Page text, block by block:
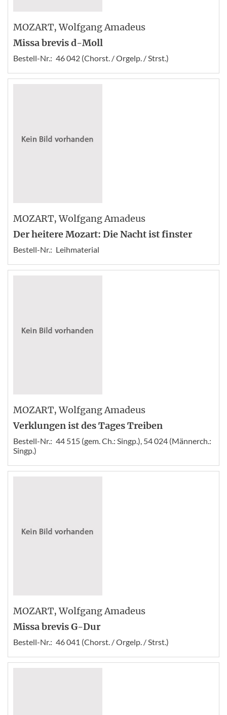
MOZART, Wolfgang Amadeus
Missa brevis d-Moll
Bestell-Nr.: 46 042 (Chorst. / Orgelp. / Strst.)
MOZART, Wolfgang Amadeus
Der heitere Mozart: Die Nacht ist finster
Bestell-Nr.: Leihmaterial
MOZART, Wolfgang Amadeus
Verklungen ist des Tages Treiben
Bestell-Nr.: 44 515 (gem. Ch.: Singp.), 54 024 (Männerch.:
Singp.)
MOZART, Wolfgang Amadeus
Missa brevis G-Dur
Bestell-Nr.: 46 041 (Chorst. / Orgelp. / Strst.)